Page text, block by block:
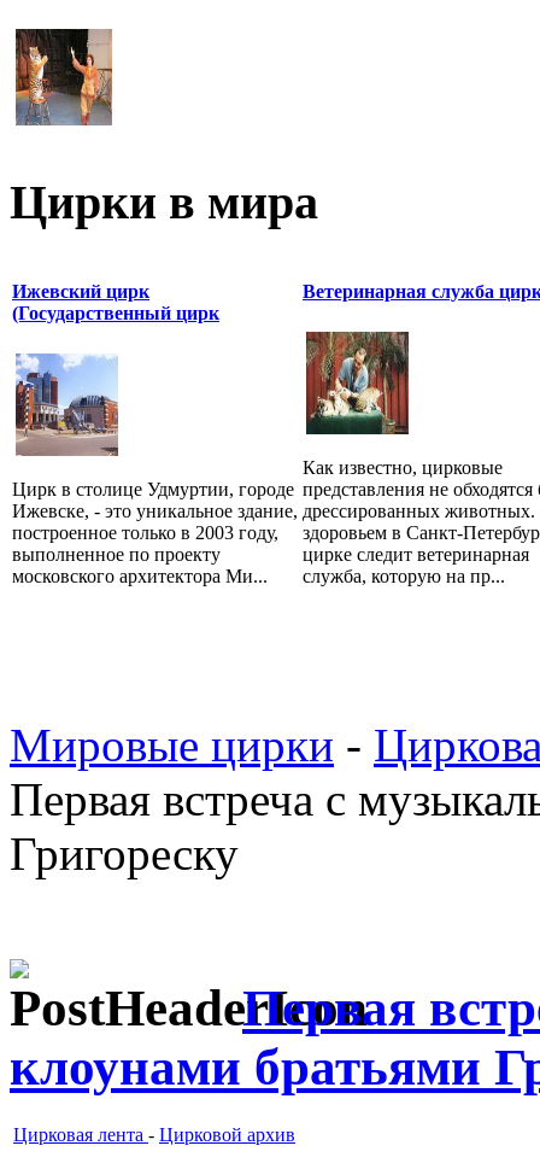
Цирки в мира
Ижевский цирк
(Государственный цирк
Цирк в столице Удмуртии, городе
Ижевске, - это уникальное здание,
построенное только в 2003 году,
выполненное по проекту
московского архитектора Ми...
Ветеринарная служба
Как известно, цирковые
представления не обходятся
дрессированных животных.
здоровьем в Санкт-
цирке следит ветеринарная
служба, которую на пр...
Мировые цирки -
Первая встреча c
Григореску
Первая
клоунами братьями
Цирковая лента - Цирковой архив